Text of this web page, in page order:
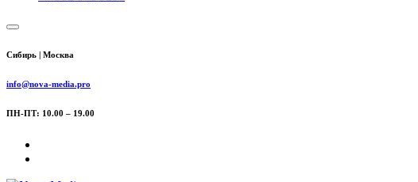
Сибирь | Москва
info@nova-media.pro
ПН-ПТ: 10.00 – 19.00